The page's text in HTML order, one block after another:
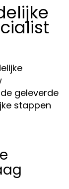
geleverde
stappen